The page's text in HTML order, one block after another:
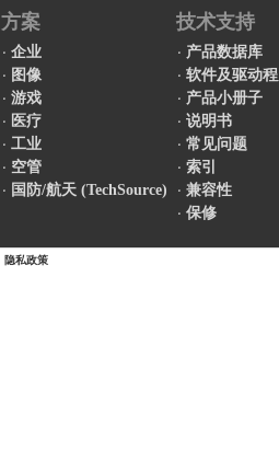
方案
企业
图像
游戏
医疗
工业
空管
国防/航天 (TechSource)
技术支持
产品数据库
软件及驱动
产品小册子
说明书
常见问题
索引
兼容性
保修
隐私政策